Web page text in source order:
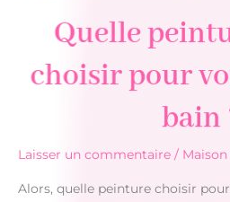
Quelle
choisir pour
bain
Laisser un commentaire / Maison
Alors, quelle peinture choisir